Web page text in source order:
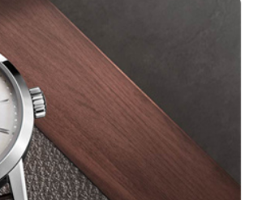
）A1座办公楼14层07室（需提前预约）
15层1508室（需提前预约）
704室（需提前预约）
字楼15层07室（需提前预约）
（需提前预约）
室（需提前预约）
室（需提前预约）
提前预约）